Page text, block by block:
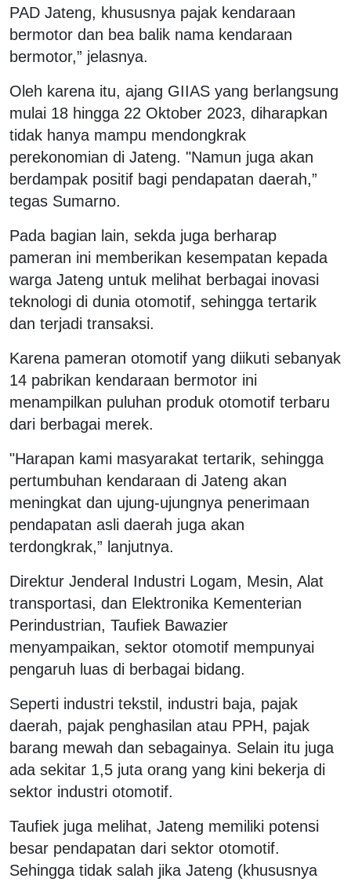
PAD Jateng, khususnya pajak kendaraan
bermotor dan bea balik nama kendaraan
bermotor,” jelasnya.
Oleh karena itu, ajang GIIAS yang berlangsung
mulai 18 hingga 22 Oktober 2023, diharapkan
tidak hanya mampu mendongkrak
perekonomian di Jateng. "Namun juga akan
berdampak positif bagi pendapatan daerah,”
tegas Sumarno.
Pada bagian lain, sekda juga berharap
pameran ini memberikan kesempatan kepada
warga Jateng untuk melihat berbagai inovasi
teknologi di dunia otomotif, sehingga tertarik
dan terjadi transaksi.
Karena pameran otomotif yang diikuti sebanyak
14 pabrikan kendaraan bermotor ini
menampilkan puluhan produk otomotif terbaru
dari berbagai merek.
"Harapan kami masyarakat tertarik, sehingga
pertumbuhan kendaraan di Jateng akan
meningkat dan ujung-ujungnya penerimaan
pendapatan asli daerah juga akan
terdongkrak,” lanjutnya.
Direktur Jenderal Industri Logam, Mesin, Alat
transportasi, dan Elektronika Kementerian
Perindustrian, Taufiek Bawazier
menyampaikan, sektor otomotif mempunyai
pengaruh luas di berbagai bidang.
Seperti industri tekstil, industri baja, pajak
daerah, pajak penghasilan atau PPH, pajak
barang mewah dan sebagainya. Selain itu juga
ada sekitar 1,5 juta orang yang kini bekerja di
sektor industri otomotif.
Taufiek juga melihat, Jateng memiliki potensi
besar pendapatan dari sektor otomotif.
Sehingga tidak salah jika Jateng (khususnya